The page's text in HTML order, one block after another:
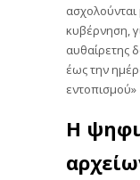
ασχολούνται
κυβέρνηση,
αυθαίρετης
έως την
εντοπισμού»
Η